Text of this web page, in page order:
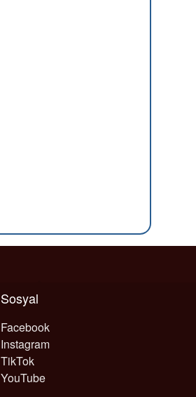
Sosyal
Facebook
Instagram
TikTok
YouTube